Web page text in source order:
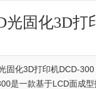
光固化3D打
固化3D打印机DCD-
是一款基于LCD面成型